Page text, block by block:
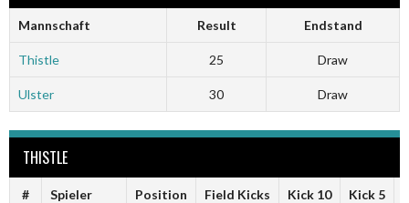
Mannschaft Result Endstand
Thistle 25 Draw
Ulster 30 Draw
THISTLE
# Spieler Position Field Kicks Kick 10 Kick 5